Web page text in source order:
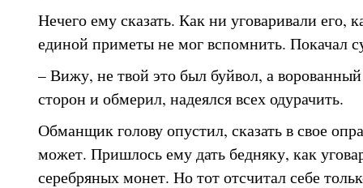
Нечего ему сказать. Как ни уговаривали его,
единой приметы не мог вспомнить. Покачал
– Вижу, не твой это был буйвол, а
сторон и обмерил, надеялся всех одурачить.
Обманщик голову опустил, сказать в свое
может. Пришлось ему дать бедняку, как
серебряных монет. Но тот отсчитал себе